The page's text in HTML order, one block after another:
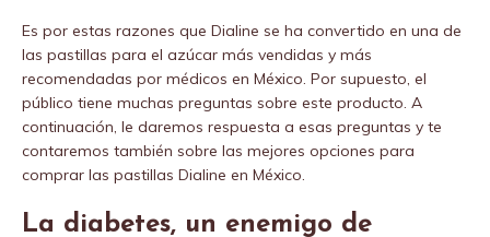
Es por estas razones que Dialine se ha convertido en una de
las pastillas para el azúcar más vendidas y más
recomendadas por médicos en México. Por supuesto, el
público tiene muchas preguntas sobre este producto. A
continuación, le daremos respuesta a esas preguntas y te
contaremos también sobre las mejores opciones para
comprar las pastillas Dialine en México.
La diabetes, un enemigo de